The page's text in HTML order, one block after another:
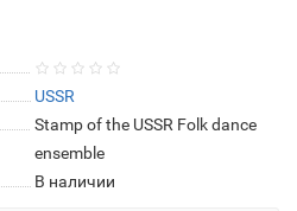
USSR
Stamp of the USSR Folk dance
ensemble
В наличии